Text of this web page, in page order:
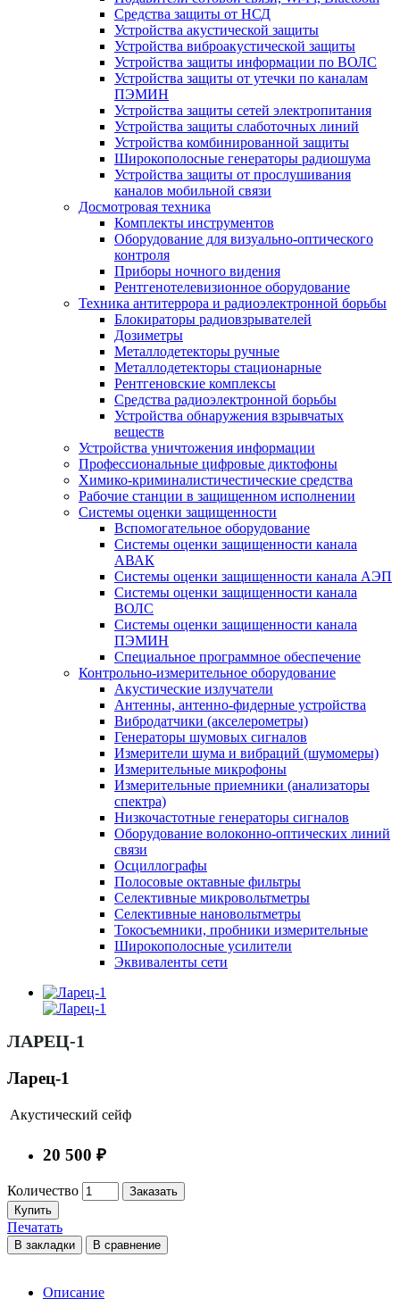
Средства защиты от НСД
Устройства акустической защиты
Устройства виброакустической защиты
Устройства защиты информации по ВОЛС
Устройства защиты от утечки по каналам
ПЭМИН
Устройства защиты сетей электропитания
Устройства защиты слаботочных линий
Устройства комбинированной защиты
Широкополосные генераторы радиошума
Устройства защиты от прослушивания
каналов мобильной связи
Досмотровая техника
Комплекты инструментов
Оборудование для визуально-оптического
контроля
Приборы ночного видения
Рентгенотелевизионное оборудование
Техника антитеррора и радиоэлектронной борьбы
Блокираторы радиовзрывателей
Дозиметры
Металлодетекторы ручные
Металлодетекторы стационарные
Рентгеновские комплексы
Средства радиоэлектронной борьбы
Устройства обнаружения взрывчатых
веществ
Устройства уничтожения информации
Профессиональные цифровые диктофоны
Химико-криминалистичестические средства
Рабочие станции в защищенном исполнении
Системы оценки защищенности
Вспомогательное оборудование
Системы оценки защищенности канала
АВАК
Системы оценки защищенности канала АЭП
Системы оценки защищенности канала
ВОЛС
Системы оценки защищенности канала
ПЭМИН
Специальное программное обеспечение
Контрольно-измерительное оборудование
Акустические излучатели
Антенны, антенно-фидерные устройства
Вибродатчики (акселерометры)
Генераторы шумовых сигналов
Измерители шума и вибраций (шумомеры)
Измерительные микрофоны
Измерительные приемники (анализаторы
спектра)
Низкочастотные генераторы сигналов
Оборудование волоконно-оптических линий
связи
Осциллографы
Полосовые октавные фильтры
Селективные микровольтметры
Селективные нановольтметры
Токосъемники, пробники измерительные
Широкополосные усилители
Эквиваленты сети
ЛАРЕЦ-1
Ларец-1
Акустический сейф
20 500 ₽
Количество
Заказать
Купить
Печатать
В закладки В сравнение
Описание